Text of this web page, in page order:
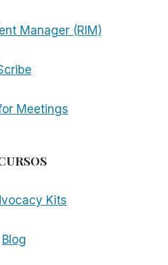
Manager (RIM)
Meetings
Kits
Blog